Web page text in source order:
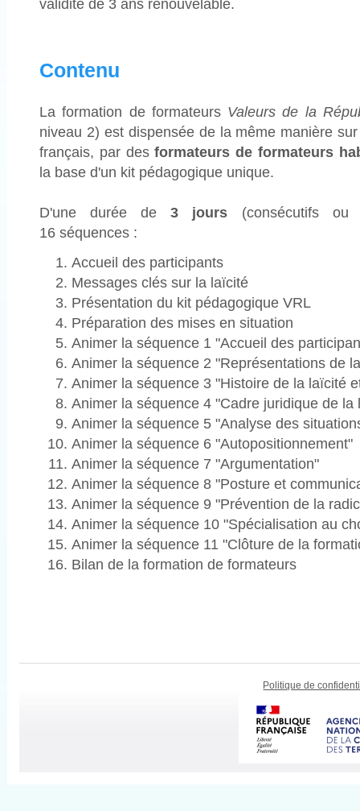
validité de 3 ans renouvelable.
Contenu
La formation de formateurs Valeurs de la
niveau 2) est dispensée de la même manière
français, par desformateurs de formateurs
la base d'un kit pédagogique unique.
D'une durée de3 jours (consécutifs ou
16 séquences :
Accueil des participants
Messages clés sur la laïcité
Présentation du kit pédagogique VRL
Préparation des mises en situation
Animer la séquence 1 "Accueil des
Animer la séquence 2 "Représentations de
Animer la séquence 3 "Histoire de la laïcité
Animer la séquence 4 "Cadre juridique de la
Animer la séquence 5 "Analyse des
Animer la séquence 6 "Autopositionnement"
Animer la séquence 7 "Argumentation"
Animer la séquence 8 "Posture et
Animer la séquence 9 "Prévention de la
Animer la séquence 10 "Spécialisation au
Animer la séquence 11 "Clôture de la
Bilan de la formation de formateurs
Politique de